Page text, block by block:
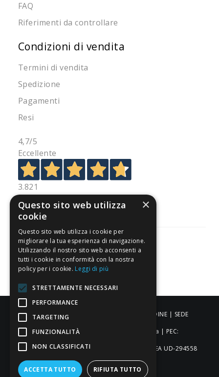
FAQ
Riferimenti da controllare
Condizioni di vendita
Termini di vendita
Spedizione
Pagamenti
Resi
4,7/5
Eccellente
3.821
Recensioni
Pagamenti sicuri
ALDIGIÙ S.R.L. | Via Cortazzis 15 33100 - UDINE | SEDE
OPERATIVA: Via del Progresso 3 - Padova | PEC:
aldigiusrl@pec.it | C.F. e P.IVA 02873920306 REA UD-294558
Capitale sociale: € 27.086,97
×
Questo sito web utilizza
cookie
Questo sito web utilizza i cookie per
migliorare la tua esperienza di navigazione.
Utilizzando il nostro sito web acconsenti a
tutti i cookie in conformità con la nostra
policy per i cookie. Leggi di più
STRETTAMENTE NECESSARI
PERFORMANCE
TARGETING
FUNZIONALITÀ
NON CLASSIFICATI
ACCETTA TUTTO RIFIUTA TUTTO